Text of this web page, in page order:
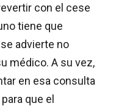
con el cese
tiene que
advierte no
médico. A su vez,
en esa consulta
que el